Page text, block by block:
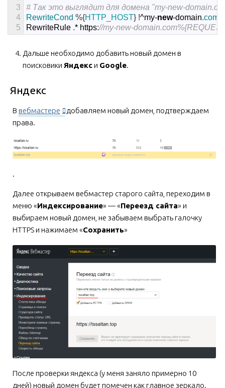
3
4
5
# Так это выглядит для домена "my-new-
RewriteCond %{HTTP_HOST} !^my-new-domain.com
RewriteRule .* https://my-new-
Дальше необходимо добавить новый домен в
поисковики Яндекси Google.
Яндекс
В вебмастере
добавляем новый домен, подтверждаем
права.
.
Далее открываем вебмастер старого сайта, переходим в
меню «Индексирование» — «Переезд сайта» и
выбираем новый домен, не забываем выбрать галочку
HTTPS и нажимаем «Сохранить»
После проверки яндекса (у меня заняло примерно 10
дней) новый домен будет помечен как главное зеркало.